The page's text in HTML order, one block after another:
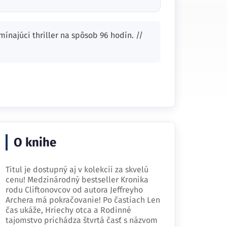
thriller na spôsob 96 hodín. //
O knihe
Titul je dostupný aj v kolekcii za skvelú
cenu! Medzinárodný bestseller Kronika
rodu Cliftonovcov od autora Jeffreyho
Archera má pokračovanie! Po častiach Len
čas ukáže, Hriechy otca a Rodinné
tajomstvo prichádza štvrtá časť s názvom